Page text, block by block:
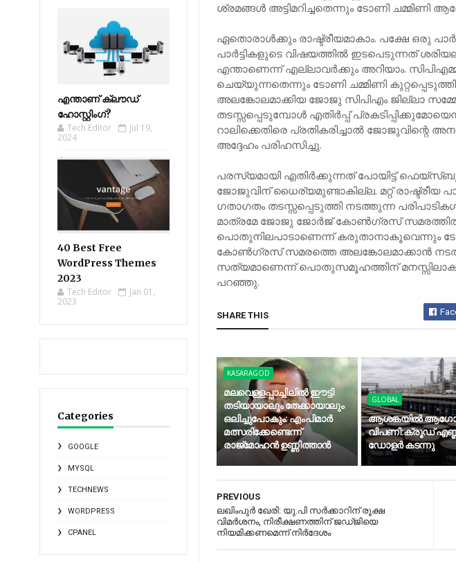
എന്താണ് ക്ലൗഡ്
ഹോസ്റ്റിംഗ്?
Tech Editor
Jul 19,
2024
40 Best Free
WordPress Themes
2023
Tech Editor
Jan 01,
2023
Categories
GOOGLE
MYSQL
TECHNEWS
WORDPRESS
CPANEL
ശ്രമങ്ങള്‍ അട്ടിമറിച്ചതെന്നും ടോണി ചമ്മിണി
ഏതൊരാള്‍ക്കും രാഷ്ട്രീയമാകാം. പക്ഷേ ഒരു
പാര്‍ട്ടികളുടെ വിഷയത്തില്‍ ഇടപെടുന്നത്
എന്താണെന്ന് എല്ലാവര്‍ക്കും അറിയാം.
ചെയ്യുന്നതെന്നും ടോണി ചമ്മിണി
അലങ്കോലമാക്കിയ ജോജു സിപിഎം ജില്ലാ
തടസ്സപ്പെടുമ്പോള്‍ എതിര്‍പ്പ്
റാലിക്കെതിരെ പ്രതികരിച്ചാല്‍
അദ്ദേഹം പരിഹസിച്ചു.
പരസ്യമായി എതിര്‍ക്കുന്നത് പോയിട്ട്
ജോജുവിന് ധൈര്യമുണ്ടാകില്ല. മറ്റ് രാഷ്ട്രീയ
ഗതാഗതം തടസ്സപ്പെടുത്തി നടത്തുന്ന
മാത്രമേ ജോജു ജോര്‍ജ് കോണ്‍ഗ്രസ് സമരത്തില്‍
പൊതുനിലപാടാണെന്ന് കരുതാനാകൂവെന്നും
കോണ്‍ഗ്രസ് സമരത്തെ അലങ്കോലമാക്കാന്‍
സത്യമാണെന്ന് പൊതുസമൂഹത്തിന്
പറഞ്ഞു.
SHARE THIS
KASARAGOD
മലവെള്ളപ്പാച്ചിലില്‍ ഈട്ടി
തടിയായാലും തേക്കായാലും
ഒലിച്ചുപോകും: എംപിമാര്‍
മത്സരിക്കേണ്ടെന്ന്
രാജ്‌മോഹന്‍ ഉണ്ണിത്താന്‍
GLOBAL
ആശങ്കയിൽ
വിപണി:ക്രൂഡ്
ഡോളർ കടന്നു
PREVIOUS
ലഖിംപുർ ഖേരി: യു.പി സർക്കാറിന് രൂക്ഷ
വിമർശനം, നിരീക്ഷണത്തിന് ജഡ്ജിയെ
നിയമിക്കണമെന്ന് നിർദേശം